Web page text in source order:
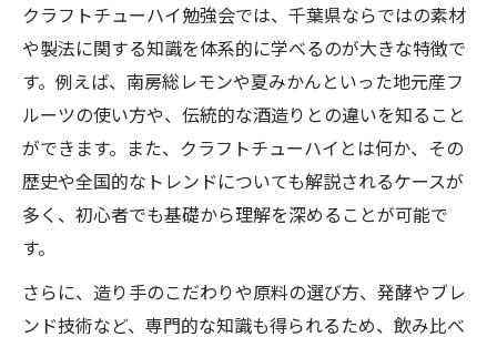
クラフトチューハイ勉強会では、千葉県ならではの素材
や製法に関する知識を体系的に学べるのが大きな特徴で
す。例えば、南房総レモンや夏みかんといった地元産フ
ルーツの使い方や、伝統的な酒造りとの違いを知ること
ができます。また、クラフトチューハイとは何か、その
歴史や全国的なトレンドについても解説されるケースが
多く、初心者でも基礎から理解を深めることが可能で
す。
さらに、造り手のこだわりや原料の選び方、発酵やブレ
ンド技術など、専門的な知識も得られるため、飲み比べ